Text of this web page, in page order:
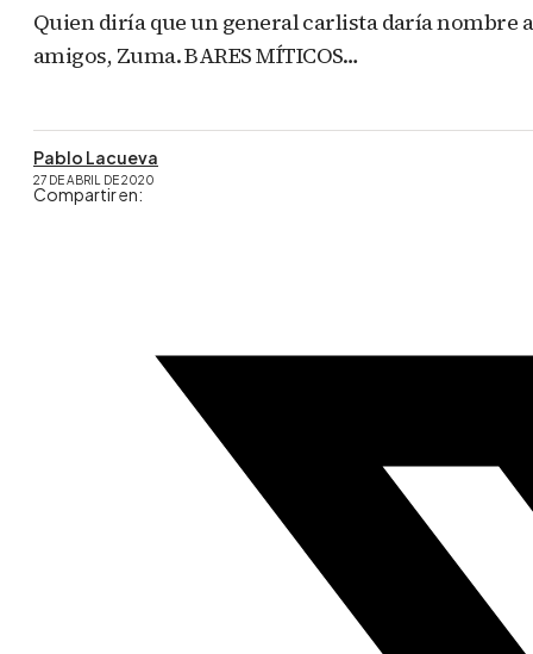
Quien diría que un general carlista daría nombre
amigos, Zuma. BARES MÍTICOS…
Pablo Lacueva
27 DE ABRIL DE 2020
Compartir en: